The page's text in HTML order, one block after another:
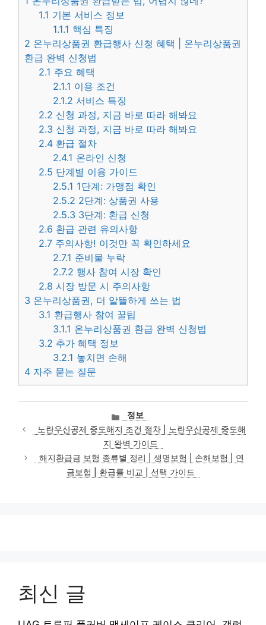
1.1 기본 서비스 정보
1.1.1 핵심 특징
2 온누리상품권 환급행사 신청 혜택 | 온누리상품권
환급 완벽 신청법
2.1 주요 혜택
2.1.1 이용 조건
2.1.2 서비스 특징
2.2 신청 과정, 지금 바로 따라 해봐요
2.3 신청 과정, 지금 바로 따라 해봐요
2.4 환급 절차
2.4.1 온라인 신청
2.5 단계별 이용 가이드
2.5.1 1단계: 가맹점 확인
2.5.2 2단계: 상품권 사용
2.5.3 3단계: 환급 신청
2.6 환급 관련 유의사항
2.7 주의사항! 이것만 꼭 확인하세요
2.7.1 준비물 누락
2.7.2 행사 참여 시장 확인
2.8 시장 방문 시 주의사항
3 온누리상품권, 더 알뜰하게 쓰는 법
3.1 환급행사 참여 꿀팁
3.1.1 온누리상품권 환급 완벽 신청법
3.2 추가 혜택 정보
3.2.1 놓치면 손해
4 자주 묻는 질문
카
테
고
리
정보
노란우산공제 중도해지 조건 절차 | 노란우산공제 중도해
지 완벽 가이드
해지환급금 보험 종류별 정리 | 생명보험 | 손해보험 | 연
금보험 | 환급률 비교 | 선택 가이드
최신 글